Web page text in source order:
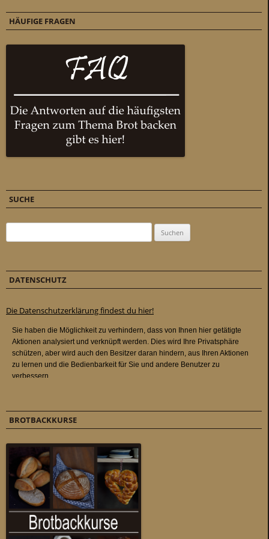
HÄUFIGE FRAGEN
SUCHE
DATENSCHUTZ
Die Datenschutzerklärung findest du hier!
BROTBACKKURSE